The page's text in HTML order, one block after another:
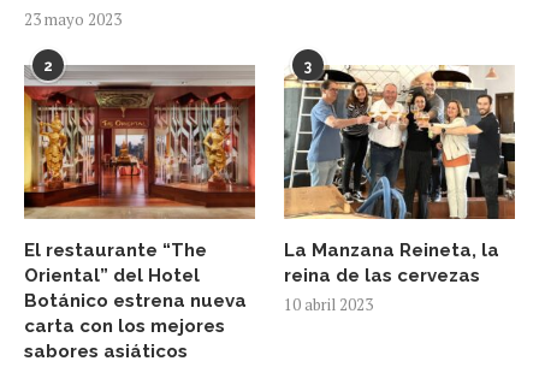
23 mayo 2023
2
El restaurante “The
Oriental” del Hotel
Botánico estrena nueva
carta con los mejores
sabores asiáticos
3
La Manzana Reineta, la
reina de las cervezas
10 abril 2023